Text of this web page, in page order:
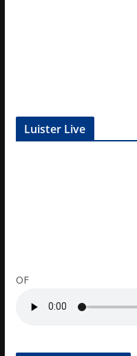
Luister Live
OF